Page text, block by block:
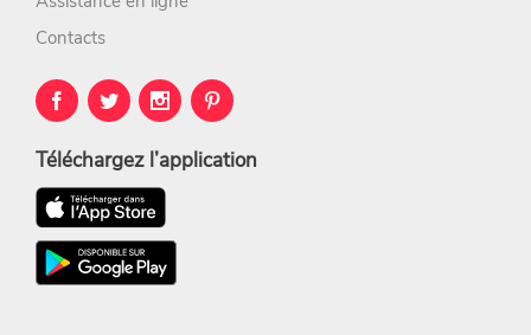
Contacts
Téléchargez l’application